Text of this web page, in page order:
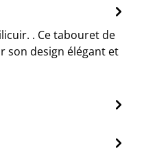
. Ce tabouret de
son design élégant et